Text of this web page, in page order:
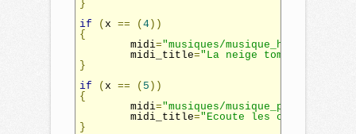
}
if
( x == ( 4 ))
{
	midi
="musiques/musique_hiver.mp3"
	midi_title
="La neige tombe en
}
if
( x == ( 5 ))
{
	midi
="musiques/musique_paques.mp3"
	midi_title
="Ecoute les cloches"
}